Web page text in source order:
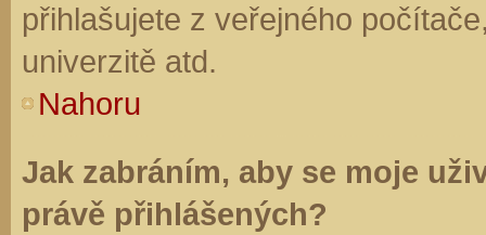
přihlašujete z veřejného
univerzitě atd.
Nahoru
Jak zabráním, aby se moje
právě přihlášených?